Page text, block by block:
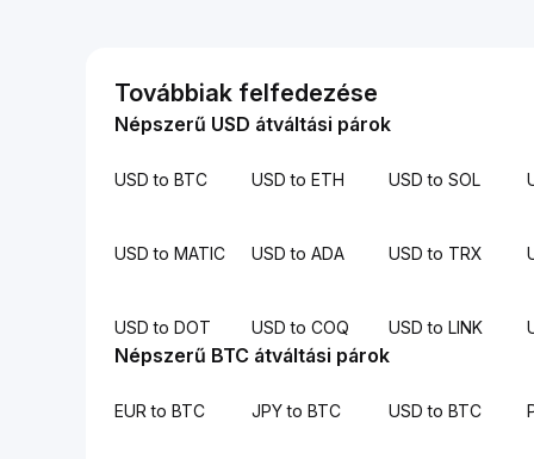
Továbbiak felfedezése
Népszerű USD átváltási párok
USD to BTC USD to ETH USD to SOL
USD to MATIC USD to ADA USD to TRX
USD to DOT USD to COQ USD to LINK
Népszerű BTC átváltási párok
EUR to BTC JPY to BTC USD to BTC